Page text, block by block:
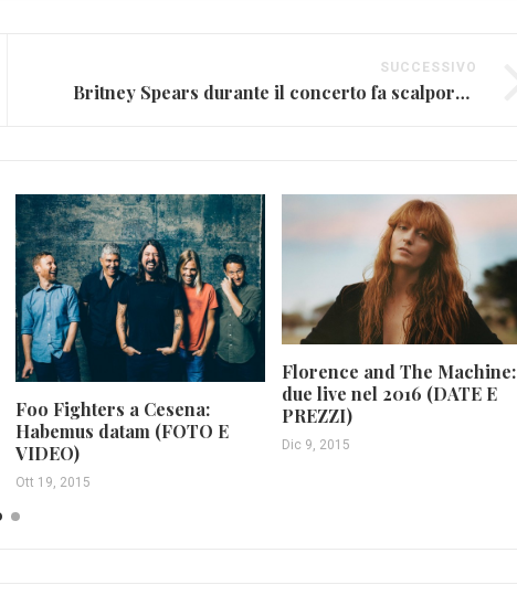
SUCCESSIVO
Britney Spears durante il concerto fa scalpore (VIDEO)
Foo Fighters a Cesena:
Habemus datam (FOTO E
VIDEO)
Ott 19, 2015
Florence and The Machine:
due live nel 2016 (DATE E
PREZZI)
Dic 9, 2015